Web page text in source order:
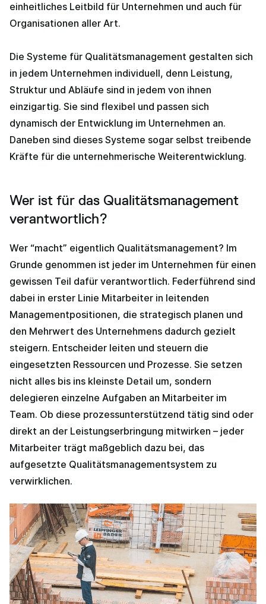
einheitliches Leitbild für Unternehmen und auch für
Organisationen aller Art.
Die Systeme für Qualitätsmanagement gestalten sich
in jedem Unternehmen individuell, denn Leistung,
Struktur und Abläufe sind in jedem von ihnen
einzigartig. Sie sind flexibel und passen sich
dynamisch der Entwicklung im Unternehmen an.
Daneben sind dieses Systeme sogar selbst treibende
Kräfte für die unternehmerische Weiterentwicklung.
Wer ist für das Qualitätsmanagement
verantwortlich?
Wer “macht” eigentlich Qualitätsmanagement? Im
Grunde genommen ist jeder im Unternehmen für einen
gewissen Teil dafür verantwortlich. Federführend sind
dabei in erster Linie Mitarbeiter in leitenden
Managementpositionen, die strategisch planen und
den Mehrwert des Unternehmens dadurch gezielt
steigern. Entscheider leiten und steuern die
eingesetzten Ressourcen und Prozesse. Sie setzen
nicht alles bis ins kleinste Detail um, sondern
delegieren einzelne Aufgaben an Mitarbeiter im
Team. Ob diese prozessunterstützend tätig sind oder
direkt an der Leistungserbringung mitwirken – jeder
Mitarbeiter trägt maßgeblich dazu bei, das
aufgesetzte Qualitätsmanagementsystem zu
verwirklichen.